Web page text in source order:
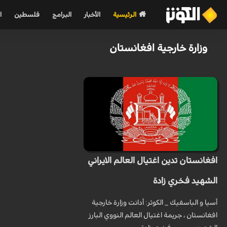
الرئيسية الأخبار البرامج فلسطين
وزارة خارجية افغانستان
افغانستان تدين اغتيال العالم الايراني
الشهيد فخري زادة
أسيا و الباسفيك _ الكوثر: أدانت وزارة خارجية
افغانستان ، جريمة اغتيال العالم النووي البارز